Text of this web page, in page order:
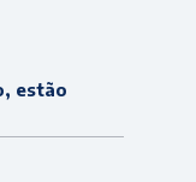
estão